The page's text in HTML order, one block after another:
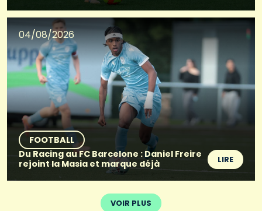
04/08/2026
FOOTBALL
Du Racing au FC Barcelone : Daniel Freire
rejoint la Masia et marque déjà
LIRE
VOIR PLUS